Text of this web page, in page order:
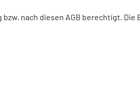
nach diesen AGB berechtigt. Die